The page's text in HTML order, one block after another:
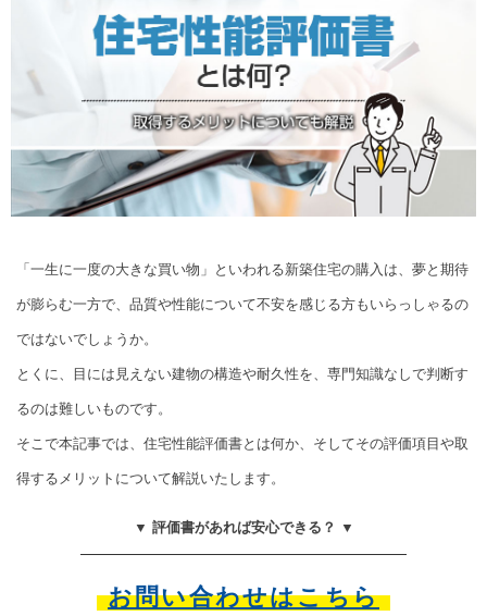
「一生に一度の大きな買い物」といわれる新築住宅の購入は、夢と期待
が膨らむ一方で、品質や性能について不安を感じる方もいらっしゃるの
ではないでしょうか。
とくに、目には見えない建物の構造や耐久性を、専門知識なしで判断す
るのは難しいものです。
そこで本記事では、住宅性能評価書とは何か、そしてその評価項目や取
得するメリットについて解説いたします。
▼ 評価書があれば安心できる？ ▼
お問い合わせはこちら